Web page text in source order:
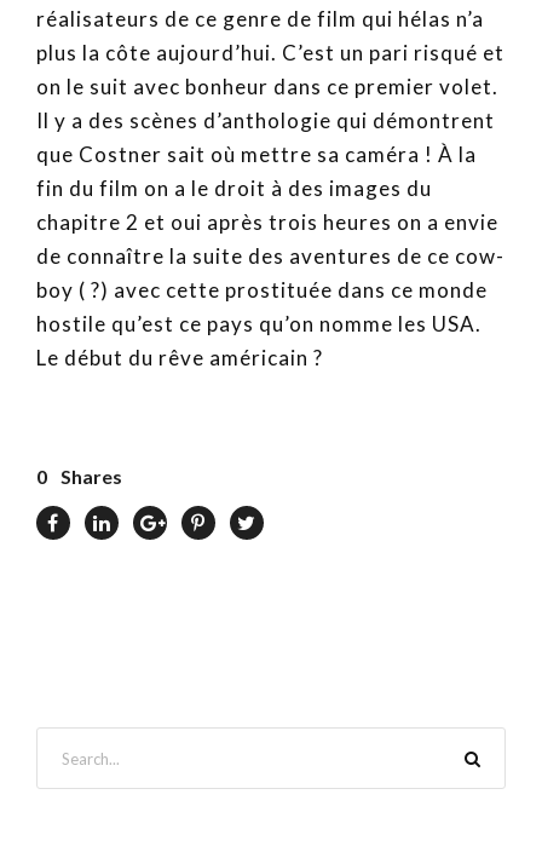
réalisateurs de ce genre de film qui hélas n’a
plus la côte aujourd’hui. C’est un pari risqué et
on le suit avec bonheur dans ce premier volet.
Il y a des scènes d’anthologie qui démontrent
que Costner sait où mettre sa caméra ! À la
fin du film on a le droit à des images du
chapitre 2 et oui après trois heures on a envie
de connaître la suite des aventures de ce cow-
boy ( ?) avec cette prostituée dans ce monde
hostile qu’est ce pays qu’on nomme les USA.
Le début du rêve américain ?
0 Shares